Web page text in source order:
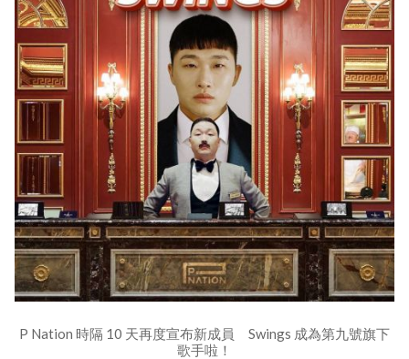
P Nation 時隔 10 天再度宣布新成員 Swings 成為第九號旗下
歌手啦！